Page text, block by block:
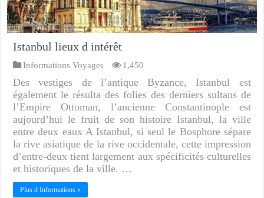
Istanbul lieux d intérêt
Informations Voyages 1,450
Des vestiges de l’antique Byzance, Istanbul est
également le résulta des folies des derniers sultans de
l’Empire Ottoman, l’ancienne Constantinople est
aujourd’hui le fruit de son histoire Istanbul, la ville
entre deux eaux A Istanbul, si seul le Bosphore sépare
la rive asiatique de la rive occidentale, cette impression
d’entre-deux tient largement aux spécificités culturelles
et historiques de la ville. …
Plus d Informations »